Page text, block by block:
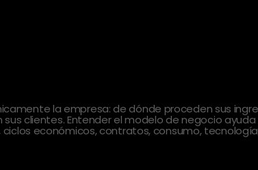
la empresa: de dónde proceden sus
clientes. Entender el modelo de negocio
económicos, contratos, consumo,